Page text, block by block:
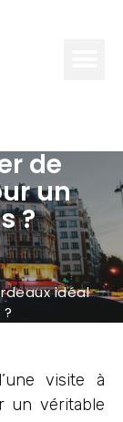
de
un
?
idéal
visite à
un véritable